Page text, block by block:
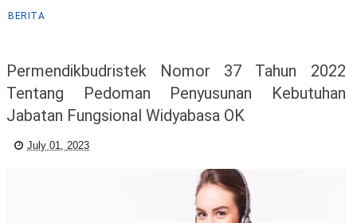
BERITA
Permendikbudristek Nomor 37 Tahun 2022
Tentang Pedoman Penyusunan Kebutuhan
Jabatan Fungsional Widyabasa OK
July 01, 2023